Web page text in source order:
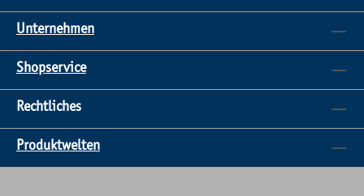
Unternehmen
Shopservice
Rechtliches
Produktwelten